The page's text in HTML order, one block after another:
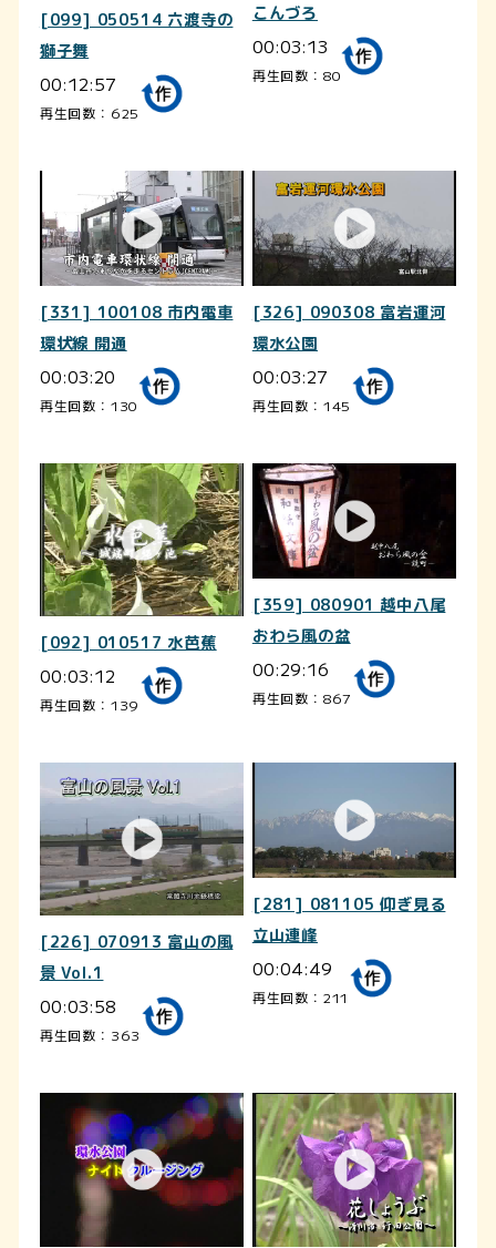
[099] 050514 六渡寺の
獅子舞
00:12:57
再生回数：625
こんづろ
00:03:13
再生回数：80
[331] 100108 市内電車
環状線 開通
00:03:20
再生回数：130
[326] 090308 富岩運河
環水公園
00:03:27
再生回数：145
[092] 010517 水芭蕉
00:03:12
再生回数：139
[359] 080901 越中八尾
おわら風の盆
00:29:16
再生回数：867
[226] 070913 富山の風
景 Vol.1
00:03:58
再生回数：363
[281] 081105 仰ぎ見る
立山連峰
00:04:49
再生回数：211